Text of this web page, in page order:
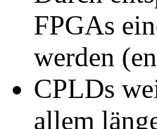
FPGAs
werden
CPLDs
allem